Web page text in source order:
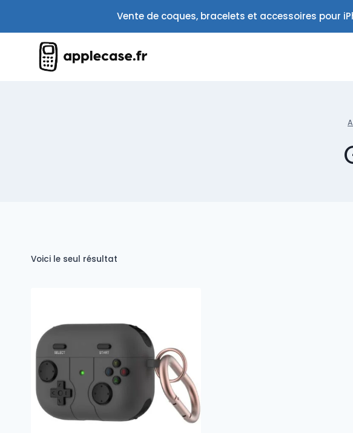
contenu
Vente de coques, bracelets et accessoires pour
Voici le seul résultat